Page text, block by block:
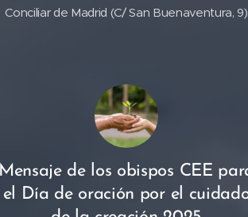
Conciliar de Madrid (C/ San Buenaventura, 9)
Mensaje de los obispos CEE
el Día de oración por el